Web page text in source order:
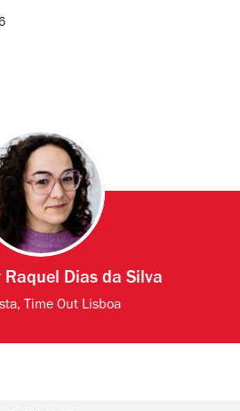
Raquel Dias da Silva
Time Out Lisboa